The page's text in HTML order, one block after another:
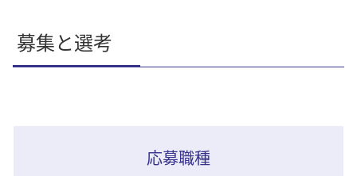
募集と選考
応募職種